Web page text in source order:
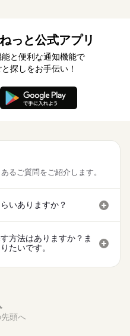
っと公式アプリ
と便利な通知機能で
探しをお手伝い！
るご質問をご紹介します。
いありますか？
方法はありますか？ま
たいです。
頭へ